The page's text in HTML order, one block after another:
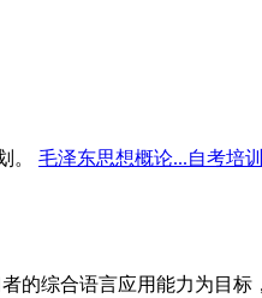
。 毛泽东思想概论...自考培训
综合语言应用能力为目